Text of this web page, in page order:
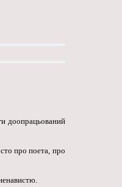
доопрацьований
про поета, про